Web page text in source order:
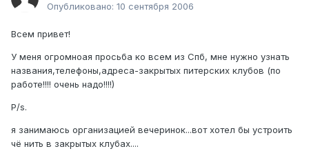
Опубликовано: 10 сентября 2006
Всем привет!
У меня огромноая просьба ко всем из Спб, мне нужно узнать
названия,телефоны,адреса-закрытых питерских клубов (по
работе!!!! очень надо!!!!)
P/s.
я занимаюсь организацией вечеринок...вот хотел бы устроить
чё нить в закрытых клубах....